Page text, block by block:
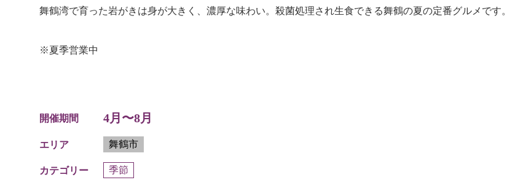
舞鶴湾で育った岩がきは身が大きく、濃厚な味わい。殺菌処理され生食できる舞鶴の夏の定番グルメです。
※夏季営業中
開催期間 4月〜8月
エリア 舞鶴市
カテゴリー 季節